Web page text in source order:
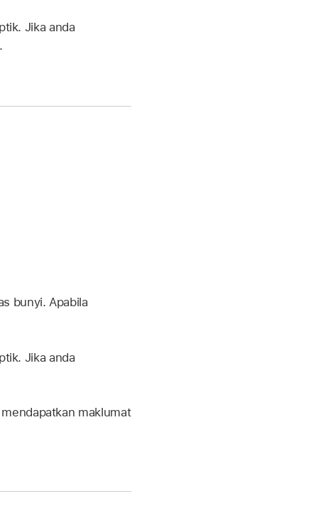
Jika anda
bunyi. Apabila
Jika anda
maklumat